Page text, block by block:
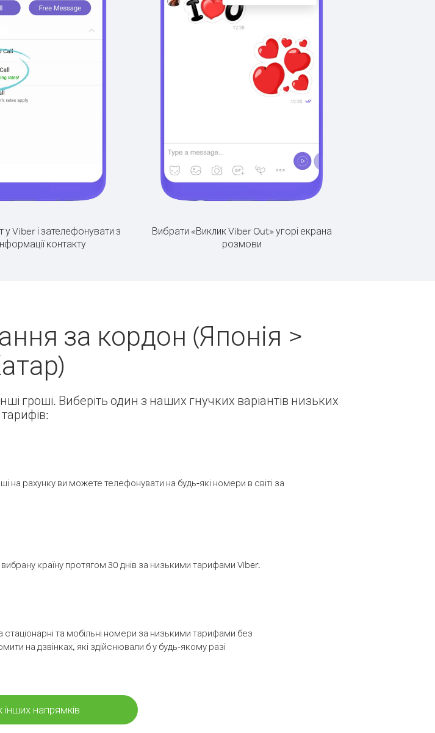
у Viber і зателефонувати з
контакту
Вибрати «Виклик Viber Out» угорі екрана
розмови
за кордон (Японія >
гроші. Виберіть один з наших гнучких варіантів низьких
тарифів:
рахунку ви можете телефонувати на будь-які номери в світі за
країну протягом 30 днів за низькими тарифами Viber.
та мобільні номери за низькими тарифами без
на дзвінках, які здійснювали б у будь-якому разі
напрямків